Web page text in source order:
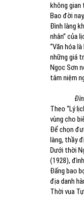
không gian
Bao đời
Đình làng
nhân” của
“Văn hóa
những giá
Ngọc Sơn
tâm niệm
Theo “Lý
vùng cho
Để chọn
làng, thầy
Dưới thời
(1928),
Đấng bao
địa danh
Thời vua